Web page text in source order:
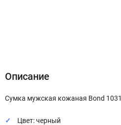
Описание
Сумка мужская кожаная Bond 1031
Цвет: черный